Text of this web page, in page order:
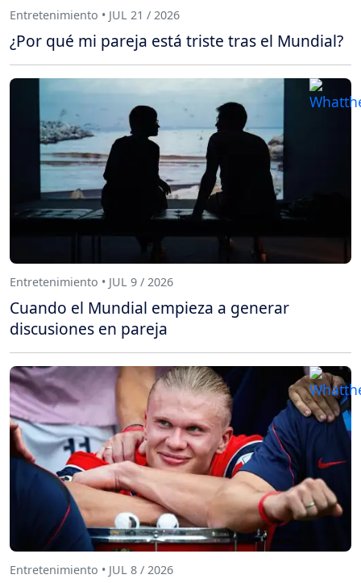
Entretenimiento • JUL 21 / 2026
¿Por qué mi pareja está triste tras el Mundial?
Entretenimiento • JUL 9 / 2026
Cuando el Mundial empieza a generar
discusiones en pareja
Entretenimiento • JUL 8 / 2026